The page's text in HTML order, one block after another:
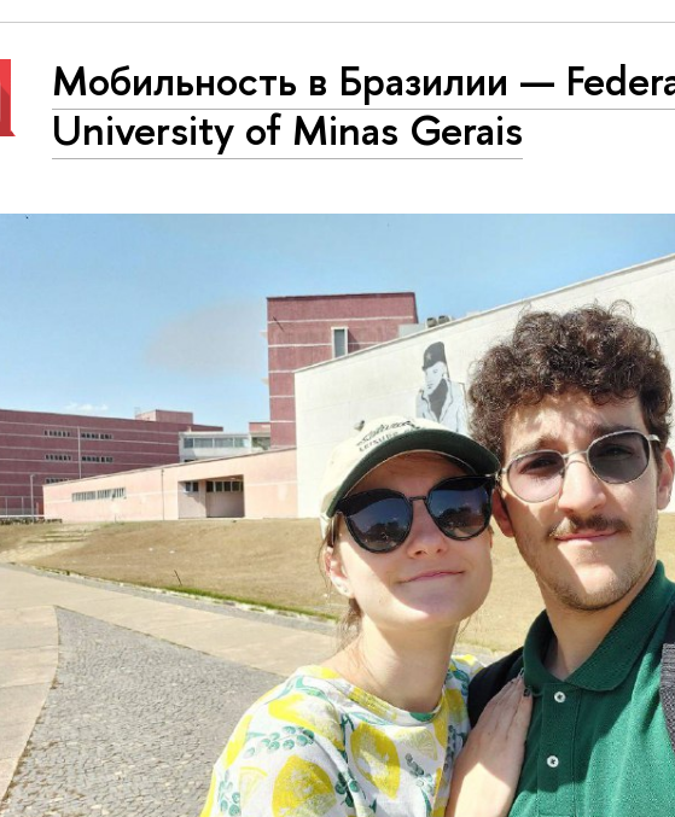
Мобильность в Бразилии —
University of Minas Gerais